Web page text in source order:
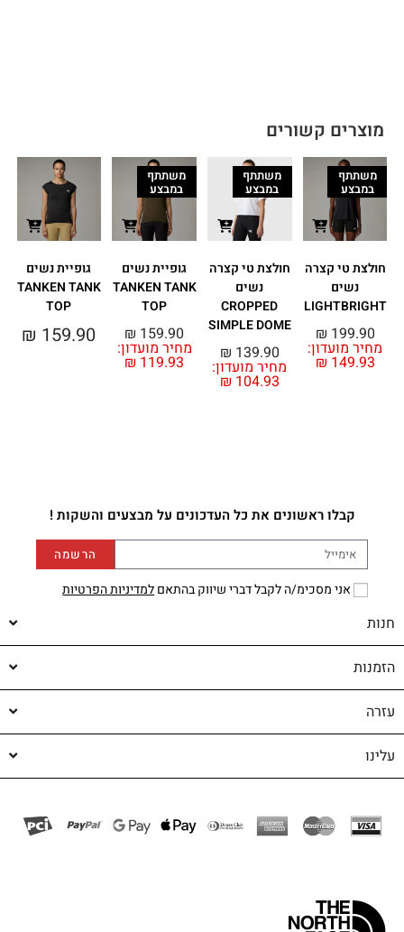
מוצרים קשורים
משתתף
במבצע
חולצת טי קצרה
נשים
LIGHTBRIGHT
מחיר מועדון:
₪ 149.93
₪ 199.90
משתתף
במבצע
חולצת טי קצרה
נשים
CROPPED
SIMPLE DOME
מחיר מועדון:
₪ 104.93
₪ 139.90
משתתף
במבצע
גופיית נשים
TANKEN TANK
TOP
מחיר מועדון:
₪ 119.93
₪ 159.90
גופיית נשים
TANKEN TANK
TOP
₪ 159.90
קבלו ראשונים את כל העדכונים על מבצעים והשקות !
אני מסכימ/ה לקבל דברי שיווק בהתאםלמדיניות הפרטיות
הרשמה
חנות
הזמנות
עזרה
עלינו